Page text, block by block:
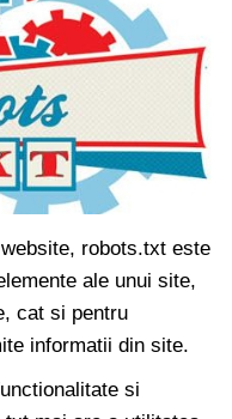
robots.txt este
ale unui site,
cat si pentru
informatii din site.
si